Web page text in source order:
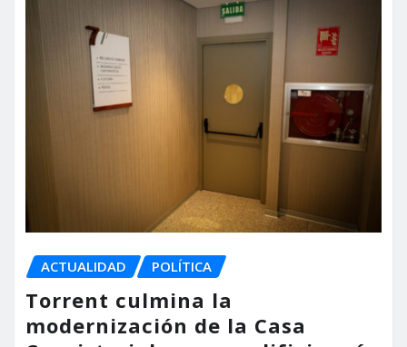
ACTUALIDAD POLÍTICA
Torrent culmina la
modernización de la Casa